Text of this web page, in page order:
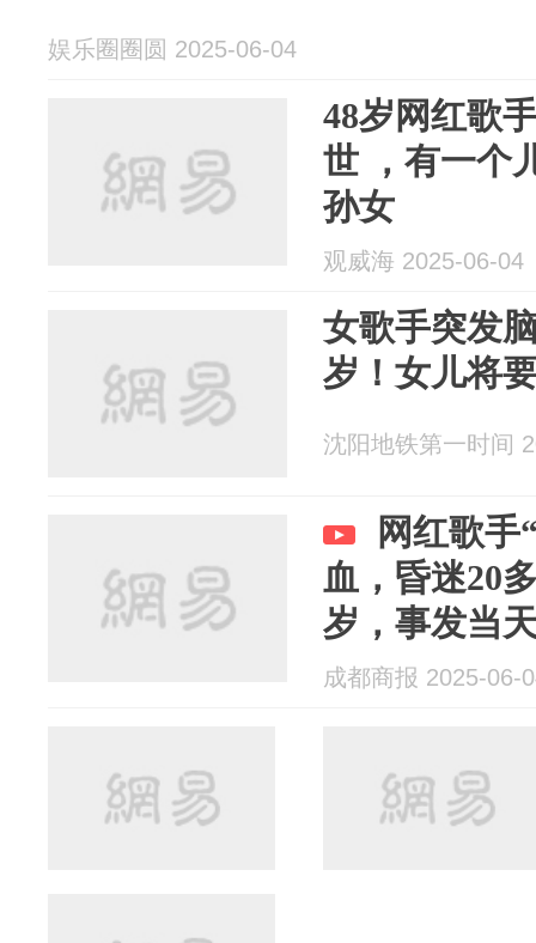
娱乐圈圈圆 2025-06-04
48岁网红歌
世 ，有一个
孙女
观威海 2025-06-04
女歌手突发
岁！女儿将
沈阳地铁第一时间
网红歌手
血，昏迷20
岁，事发当
成都商报 2025-06-